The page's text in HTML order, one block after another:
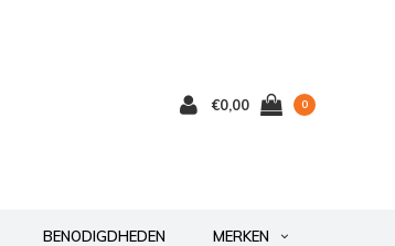
€0,00 0
BENODIGDHEDEN MERKEN